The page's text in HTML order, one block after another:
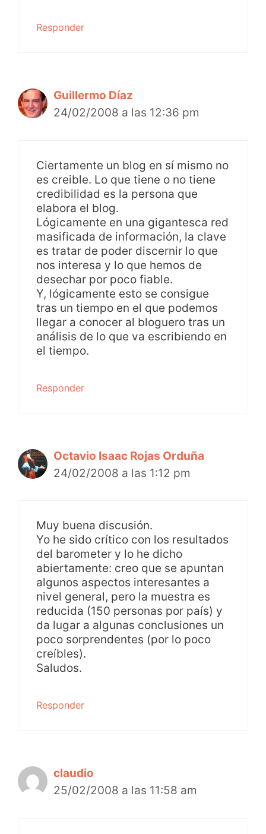
Responder
Guillermo Díaz
24/02/2008 a las 12:36 pm
Ciertamente un blog en sí mismo no
es creible. Lo que tiene o no tiene
credibilidad es la persona que
elabora el blog.
Lógicamente en una gigantesca red
masificada de información, la clave
es tratar de poder discernir lo que
nos interesa y lo que hemos de
desechar por poco fiable.
Y, lógicamente esto se consigue
tras un tiempo en el que podemos
llegar a conocer al bloguero tras un
análisis de lo que va escribiendo en
el tiempo.
Responder
Octavio Isaac Rojas Orduña
24/02/2008 a las 1:12 pm
Muy buena discusión.
Yo he sido crítico con los resultados
del barometer y lo he dicho
abiertamente: creo que se apuntan
algunos aspectos interesantes a
nivel general, pero la muestra es
reducida (150 personas por país) y
da lugar a algunas conclusiones un
poco sorprendentes (por lo poco
creíbles).
Saludos.
Responder
claudio
25/02/2008 a las 11:58 am